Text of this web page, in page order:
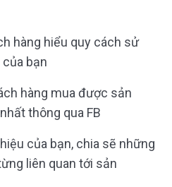
hàng hiểu quy cách sử
bạn
hàng mua được sản
thông qua FB
của bạn, chia sẽ những
liên quan tới sản